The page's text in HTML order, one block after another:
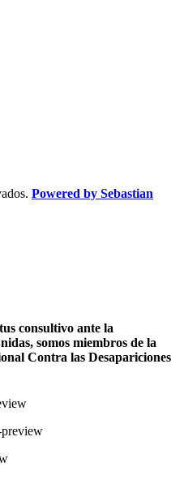
Powered by Sebastian
consultivo ante la
somos miembros de la
Contra las Desapariciones